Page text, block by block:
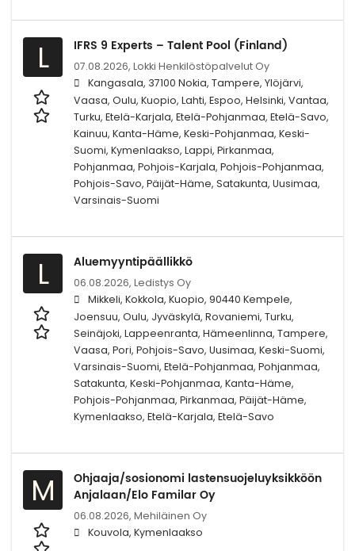
L IFRS 9 Experts – Talent Pool (Finland)
07.08.2026, Lokki Henkilöstöpalvelut Oy
Kangasala, 37100 Nokia, Tampere, Ylöjärvi,
Vaasa, Oulu, Kuopio, Lahti, Espoo, Helsinki, Vantaa,
Turku, Etelä-Karjala, Etelä-Pohjanmaa, Etelä-Savo,
Kainuu, Kanta-Häme, Keski-Pohjanmaa, Keski-
Suomi, Kymenlaakso, Lappi, Pirkanmaa,
Pohjanmaa, Pohjois-Karjala, Pohjois-Pohjanmaa,
Pohjois-Savo, Päijät-Häme, Satakunta, Uusimaa,
Varsinais-Suomi
L Aluemyyntipäällikkö
06.08.2026, Ledistys Oy
Mikkeli, Kokkola, Kuopio, 90440 Kempele,
Joensuu, Oulu, Jyväskylä, Rovaniemi, Turku,
Seinäjoki, Lappeenranta, Hämeenlinna, Tampere,
Vaasa, Pori, Pohjois-Savo, Uusimaa, Keski-Suomi,
Varsinais-Suomi, Etelä-Pohjanmaa, Pohjanmaa,
Satakunta, Keski-Pohjanmaa, Kanta-Häme,
Pohjois-Pohjanmaa, Pirkanmaa, Päijät-Häme,
Kymenlaakso, Etelä-Karjala, Etelä-Savo
M
Ohjaaja/sosionomi lastensuojeluyksikköön
Anjalaan/Elo Familar Oy
06.08.2026, Mehiläinen Oy
Kouvola, Kymenlaakso